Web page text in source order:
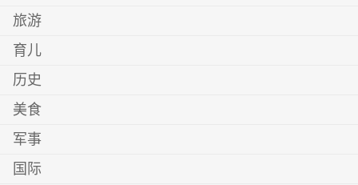
旅游
育儿
历史
美食
军事
国际